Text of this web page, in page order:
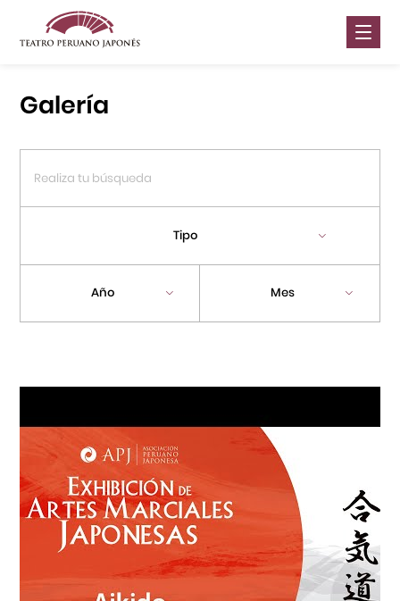
Centro Cultural Peruano Japonés
Teatro Peruano Japonés
Galería
Tipo
Año Mes